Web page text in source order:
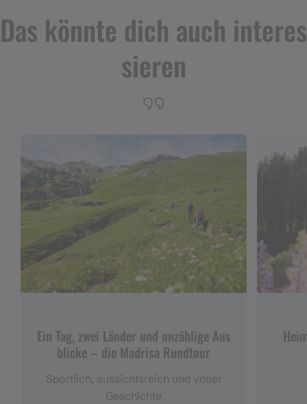
Das könnte dich auch interes
sieren
Ein Tag, zwei Länder und unzählige Aus
blicke – die Madrisa Rundtour
Sportlich, aussichtsreich und voller
Geschichte